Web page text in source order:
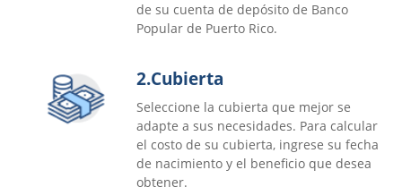
de su cuenta de depósito de Banco
Popular de Puerto Rico.
2.Cubierta
Seleccione la cubierta que mejor se
adapte a sus necesidades. Para calcular
el costo de su cubierta, ingrese su fecha
de nacimiento y el beneficio que desea
obtener.